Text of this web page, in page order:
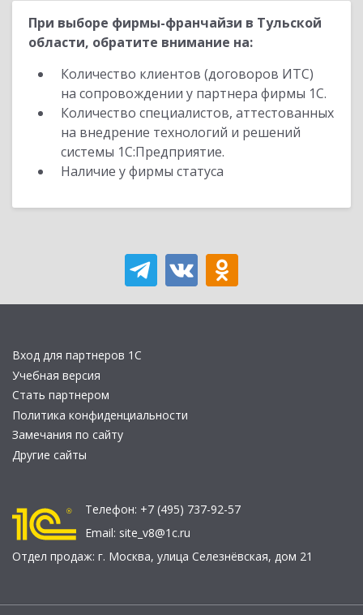
При выборе фирмы-франчайзи в Тульской
области, обратите внимание на:
Количество клиентов (договоров ИТС)
на сопровождении у партнера фирмы 1С.
Количество специалистов, аттестованных
на внедрение технологий и решений
системы 1С:Предприятие.
Наличие у фирмы статуса
Вход для партнеров 1С
Учебная версия
Стать партнером
Политика конфиденциальности
Замечания по сайту
Другие сайты
Телефон: +7 (495) 737-92-57
Email: site_v8@1c.ru
Отдел продаж: г. Москва, улица Селезнёвская, дом 21